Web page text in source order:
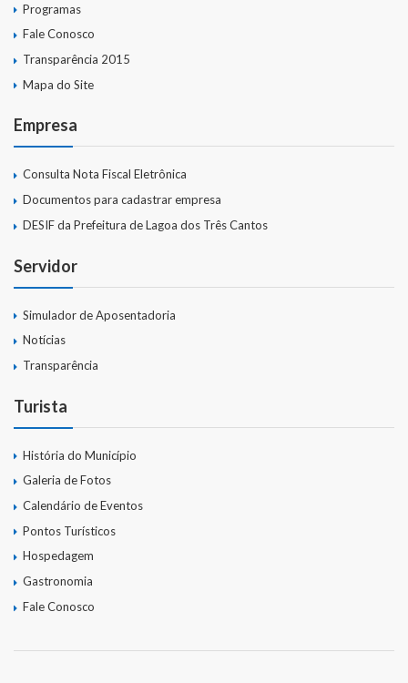
Programas
Fale Conosco
Transparência 2015
Mapa do Site
Empresa
Consulta Nota Fiscal Eletrônica
Documentos para cadastrar empresa
DESIF da Prefeitura de Lagoa dos Três Cantos
Servidor
Simulador de Aposentadoria
Notícias
Transparência
Turista
História do Município
Galeria de Fotos
Calendário de Eventos
Pontos Turísticos
Hospedagem
Gastronomia
Fale Conosco